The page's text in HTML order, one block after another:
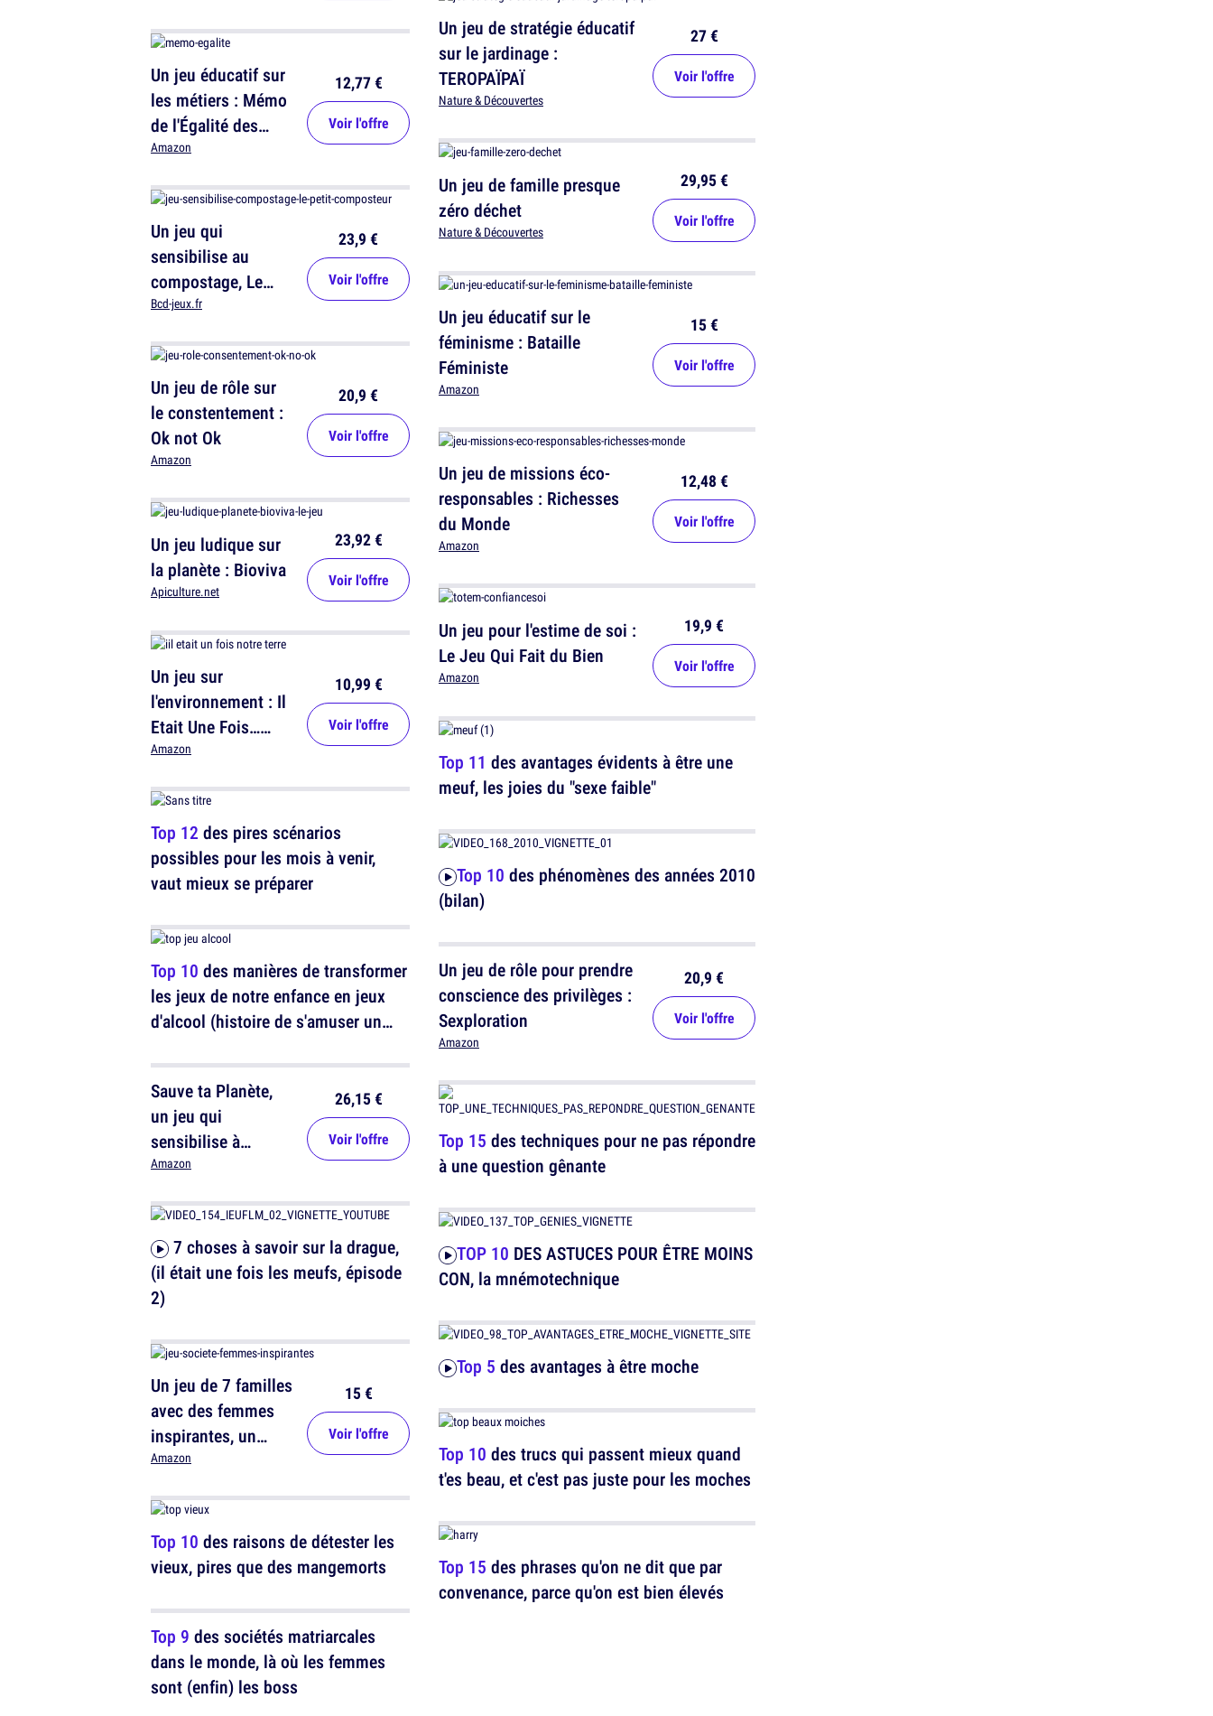
Un jeu éducatif sur
les métiers : Mémo
de l'Égalité des
Métiers
Amazon
12,77 €
Voir l'offre
Un jeu qui
sensibilise au
compostage, Le
Petit Composteur
Bcd-jeux.fr
23,9 €
Voir l'offre
Un jeu de rôle sur
le constentement :
Ok not Ok
Amazon
20,9 €
Voir l'offre
Un jeu ludique sur
la planète : Bioviva
Apiculture.net
23,92 €
Voir l'offre
Un jeu sur
l'environnement : Il
Etait Une Fois…
Notre Terre Société
Amazon
10,99 €
Voir l'offre
Top 12 des pires scénarios
possibles pour les mois à venir,
vaut mieux se préparer
Top 10 des manières de transformer
les jeux de notre enfance en jeux
d'alcool (histoire de s'amuser un
Sauve ta Planète,
un jeu qui
sensibilise à
l'écologie
Amazon
26,15 €
Voir l'offre
(il était une fois les meufs, épisode
2)
Un jeu de 7 familles
avec des femmes
inspirantes, un
classique revisité
Amazon
15 €
Voir l'offre
Top 10 des raisons de détester les
vieux, pires que des mangemorts
Top 9 des sociétés matriarcales
dans le monde, là où les femmes
sont (enfin) les boss
Un jeu de stratégie éducatif
sur le jardinage :
TEROPAÏPAÏ
Nature & Découvertes
27 €
Voir l'offre
Un jeu de famille presque
zéro déchet
Nature & Découvertes
29,95 €
Voir l'offre
Un jeu éducatif sur le
féminisme : Bataille
Féministe
Amazon
15 €
Voir l'offre
Un jeu de missions éco-
responsables : Richesses
du Monde
Amazon
12,48 €
Voir l'offre
Un jeu pour l'estime de soi :
Le Jeu Qui Fait du Bien
Amazon
19,9 €
Voir l'offre
Top 11 des avantages évidents à être une
meuf, les joies du "sexe faible"
Top 10 des phénomènes des années 2010
(bilan)
Un jeu de rôle pour prendre
conscience des privilèges :
Sexploration
Amazon
20,9 €
Voir l'offre
Top 15 des techniques pour ne pas répondre
à une question gênante
TOP 10 DES ASTUCES POUR ÊTRE MOINS
CON, la mnémotechnique
Top 5 des avantages à être moche
Top 10 des trucs qui passent mieux quand
t'es beau, et c'est pas juste pour les moches
Top 15 des phrases qu'on ne dit que par
convenance, parce qu'on est bien élevés